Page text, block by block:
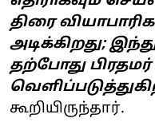
திரை
அடிக்கிறது;
தற்போது
கூறியிருந்தார்.